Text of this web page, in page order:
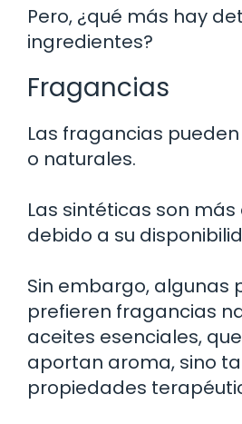
Pero, ¿qué más hay
ingredientes?
Fragancias
Las fragancias
o naturales.
Las sintéticas son
debido a su
Sin embargo, algunas
prefieren fragancias
aceites esenciales,
aportan aroma, sino
propiedades